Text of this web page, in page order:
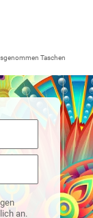
an.
Taschen